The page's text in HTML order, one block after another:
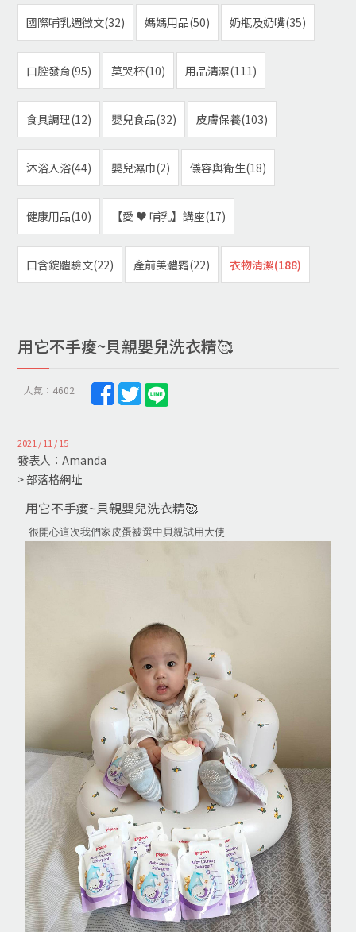
國際哺乳週徵文(32) 媽媽用品(50) 奶瓶及奶嘴(35)
口腔發育(95) 莫哭杯(10) 用品清潔(111)
食具調理(12) 嬰兒食品(32) 皮膚保養(103)
沐浴入浴(44) 嬰兒濕巾(2) 儀容與衛生(18)
健康用品(10) 【愛 ♥ 哺乳】講座(17)
口含錠體驗文(22) 產前美體霜(22) 衣物清潔(188)
用它不手痠~貝親嬰兒洗衣精🥰
人氣：4602
2021 / 11 / 15
發表人：Amanda
> 部落格網址
用它不手痠~貝親嬰兒洗衣精🥰
很開心這次我們家皮蛋被選中貝親試用大使